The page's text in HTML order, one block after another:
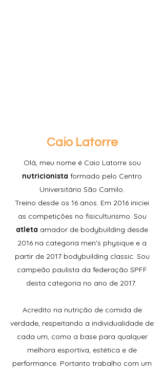
Caio Latorre
Olá, meu nome é Caio Latorre sou
nutricionista formado pelo Centro
Universitário São Camilo.
Treino desde os 16 anos. Em 2016 iniciei
as competições no fisiculturismo. Sou
atleta amador de bodybuilding desde
2016 na categoria men's physique e a
partir de 2017 bodybuilding classic. Sou
campeão paulista da federação SPFF
desta categoria no ano de 2017.
Acredito na nutrição de comida de
verdade, respeitando a individualidade de
cada um, como a base para qualquer
melhora esportiva, estética e de
performance. Portanto trabalho com um